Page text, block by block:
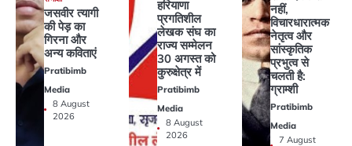
जसवीर त्यागी
की पेड़ का
गिरना और
अन्य कविताएं
Pratibimb
Media
8 August
2026
हरियाणा
प्रगतिशील
लेखक संघ का
राज्य सम्मेलन
30 अगस्त को
कुरुक्षेत्र में
Pratibimb
Media
8 August
2026
नहीं,
विचारधारात्मक
नेतृत्व और
सांस्कृतिक
प्रभुत्व से
चलती है:
ग्राम्शी
Pratibimb
Media
7 August